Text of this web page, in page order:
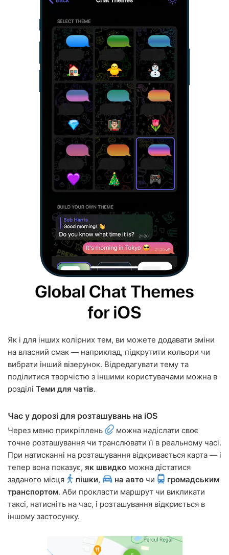
Як і для інших колірних тем, ви можете додавати зміни
на власний смак — наприклад, підкрутити кольори чи
вибрати інший візерунок. Відредагувати тему та
поділитися творчістю з іншими користувачами можна в
розділі Теми для чатів.
Час у дорозі для розташувань на iOS
Через меню прикріплень
можна надіслати своє
точне розташування чи транслювати її в реальному часі.
При натисканні на розташування відкривається карта — і
тепер вона показує, як швидко можна дістатися
заданого місця
пішки, на авто чи
громадським
транспортом. Аби прокласти маршрут чи викликати
таксі, натисніть на час, і розташування відкриється в
іншому застосунку.